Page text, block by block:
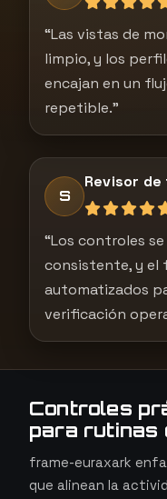
“Las vistas de
limpio, y los
encajan en un
repetible.”
S
Revisor
“Los controles
consistente, y el
automatizados
verificación
Controles
para rutinas
frame-euraxark
que alinean la